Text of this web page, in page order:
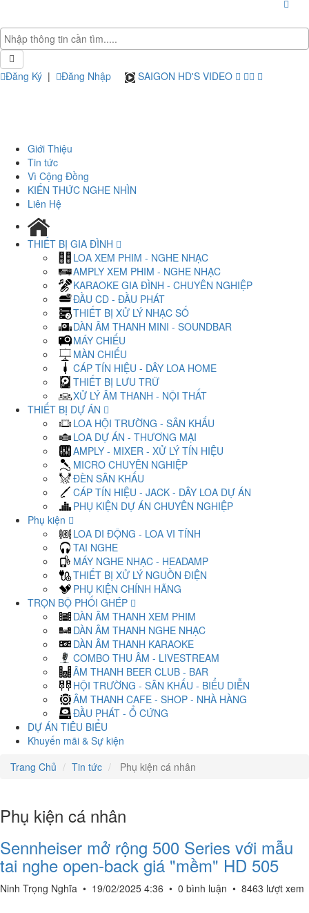
Đăng Ký | Đăng Nhập SAIGON HD'S VIDEO
Giới Thiệu
Tin tức
Vì Cộng Đồng
KIẾN THỨC NGHE NHÌN
Liên Hệ
THIẾT BỊ GIA ĐÌNH
LOA XEM PHIM - NGHE NHẠC
AMPLY XEM PHIM - NGHE NHẠC
KARAOKE GIA ĐÌNH - CHUYÊN NGHIỆP
ĐẦU CD - ĐẦU PHÁT
THIẾT BỊ XỬ LÝ NHẠC SỐ
DÀN ÂM THANH MINI - SOUNDBAR
MÁY CHIẾU
MÀN CHIẾU
CÁP TÍN HIỆU - DÂY LOA HOME
THIẾT BỊ LƯU TRỮ
XỬ LÝ ÂM THANH - NỘI THẤT
THIẾT BỊ DỰ ÁN
LOA HỘI TRƯỜNG - SÂN KHẤU
LOA DỰ ÁN - THƯƠNG MẠI
AMPLY - MIXER - XỬ LÝ TÍN HIỆU
MICRO CHUYÊN NGHIỆP
ĐÈN SÂN KHẤU
CÁP TÍN HIỆU - JACK - DÂY LOA DỰ ÁN
PHỤ KIỆN DỰ ÁN CHUYÊN NGHIỆP
Phụ kiện
LOA DI ĐỘNG - LOA VI TÍNH
TAI NGHE
MÁY NGHE NHẠC - HEADAMP
THIẾT BỊ XỬ LÝ NGUỒN ĐIỆN
PHỤ KIỆN CHÍNH HÃNG
TRỌN BỘ PHỐI GHÉP
DÀN ÂM THANH XEM PHIM
DÀN ÂM THANH NGHE NHẠC
DÀN ÂM THANH KARAOKE
COMBO THU ÂM - LIVESTREAM
ÂM THANH BEER CLUB - BAR
HỘI TRƯỜNG - SÂN KHẤU - BIỂU DIỄN
ÂM THANH CAFE - SHOP - NHÀ HÀNG
ĐẦU PHÁT - Ổ CỨNG
DỰ ÁN TIÊU BIỂU
Khuyến mãi & Sự kiện
Trang Chủ
Tin tức Phụ kiện cá nhân
Phụ kiện cá nhân
Sennheiser mở rộng 500 Series với mẫu
tai nghe open-back giá "mềm" HD 505
Ninh Trọng Nghĩa • 19/02/2025 4:36 • 0 bình luận • 8463 lượt xem